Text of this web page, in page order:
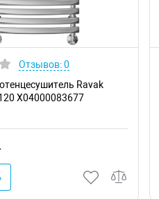
Отзывов: 0
Ravak
X04000083677